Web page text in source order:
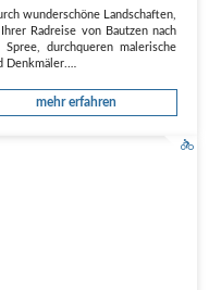
wunderschöne Landschaften,
Radreise von Bautzen nach
durchqueren malerische
Denkmäler.
mehr erfahren